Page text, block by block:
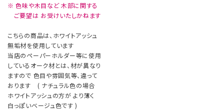
※ 色味や木目など 木部に関する
ご要望は お受けいたしかねます
こちらの商品は、ホワイトアッシュ
無垢材を使用しています
当店のペーパーホルダー等に使用
しているオーク材とは、材が異なり
ますので 色目や雰囲気等、違って
おります ( ナチュラル色の場合
ホワイトアッシュの方が より薄く
白っぽいベージュ色です )